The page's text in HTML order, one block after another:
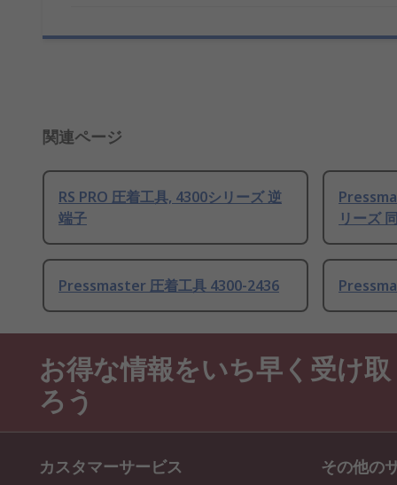
関連ページ
RS PRO 圧着工具, 4300シリーズ 逆
端子
リーズ
Pressmaster 圧着工具 4300-2436
お得な情報をいち早く受け取
ろう
カスタマーサービス その他の